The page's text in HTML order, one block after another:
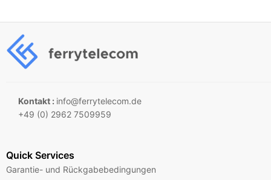
Kontakt : info@ferrytelecom.de
+49 (0) 2962 7509959
Quick Services
Garantie- und Rückgabebedingungen